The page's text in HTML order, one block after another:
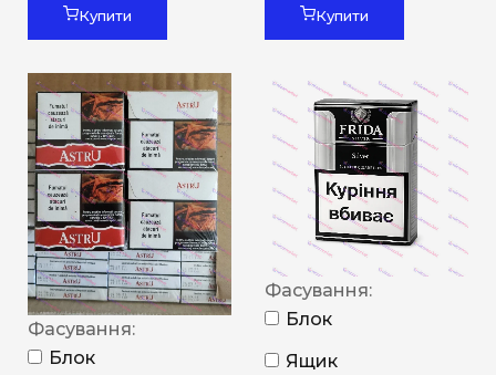
Купити Купити
Фасування:
Блок
Фасування:
Блок
Ящик